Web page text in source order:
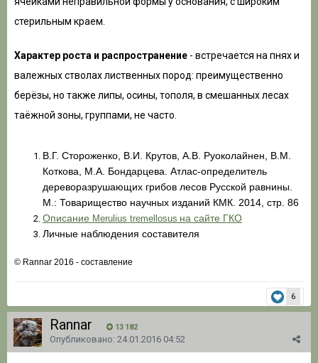
стерильным краем.
Характер роста и распространение - встречается на пнях и
валежных стволах лиственных пород: преимущественно
берёзы, но также липы, осины, тополя, в смешанных лесах
таёжной зоны, группами, не часто.
В.Г. Стороженко, В.И. Крутов, А.В. Руоколайнен, В.М.
Коткова, М.А. Бондарцева. Атлас-определитель
дереворазрушающих грибов лесов Русской равнины.
М.: Товарищество научных изданий КМК. 2014, стр. 86
Описание Merulius tremellosus на сайте ГКО
Личные наблюдения составителя
© Rannar 2016 - составление
6
Rannar 13 182
Опубликовано: 24.01.2016 04:52